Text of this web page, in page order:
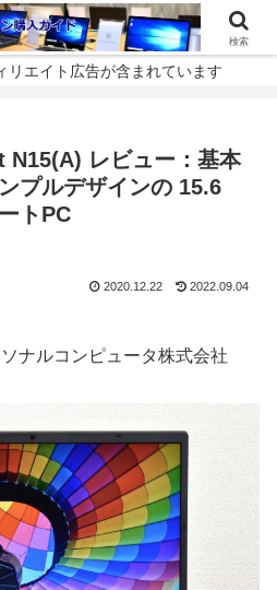
エイト広告が含まれています
N15(A) レビュー：基本
プルデザインの 15.6
トPC
2020.12.22 2022.09.04
ナルコンピュータ株式会社
検索